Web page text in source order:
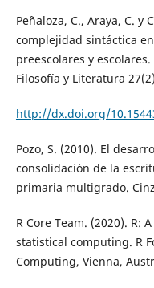
Peñaloza, C., Araya, C. y
complejidad sintáctica
preescolares y
Filosofía y Literatura
http://dx.doi.org/
Pozo, S. (2010). El
consolidación de la
primaria multigrado.
R Core Team. (2020). R:
statistical computing. R
Computing, Vienna,